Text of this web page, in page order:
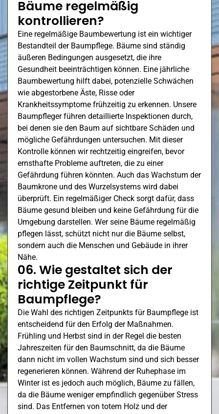
Bäume regelmäßig
kontrollieren?
Eine regelmäßige Baumbewertung ist ein wichtiger
Bestandteil der Baumpflege. Bäume sind ständig
äußeren Bedingungen ausgesetzt, die ihre
Gesundheit beeinträchtigen können. Eine jährliche
Baumbewertung hilft dabei, potenzielle Schwächen
wie abgestorbene Äste, Risse oder
Krankheitssymptome frühzeitig zu erkennen. Unsere
Baumpfleger führen detaillierte Inspektionen durch,
bei denen sie den Baum auf sichtbare Schäden und
mögliche Gefährdungen untersuchen. Mit dieser
Kontrolle können wir rechtzeitig eingreifen, bevor
ernsthafte Probleme auftreten, die zu einer
Gefährdung führen könnten. Auch das Wachstum der
Baumkrone und des Wurzelsystems wird dabei
überprüft. Ein regelmäßiger Check sorgt dafür, dass
Bäume gesund bleiben und keine Gefährdung für die
Umgebung darstellen. Wer seine Bäume regelmäßig
pflegen lässt, schützt nicht nur die Bäume selbst,
sondern auch die Menschen und Gebäude in ihrer
Nähe.
06. Wie gestaltet sich der
richtige Zeitpunkt für
Baumpflege?
Die Wahl des richtigen Zeitpunkts für Baumpflege ist
entscheidend für den Erfolg der Maßnahmen.
Frühling und Herbst sind in der Regel die besten
Jahreszeiten für den Baumschnitt, da die Bäume
dann nicht im vollen Wachstum sind und sich besser
regenerieren können. Während der Ruhephase im
Winter ist es jedoch auch möglich, Bäume zu fällen,
da die Bäume weniger empfindlich gegenüber Stress
sind. Das Entfernen von totem Holz und der